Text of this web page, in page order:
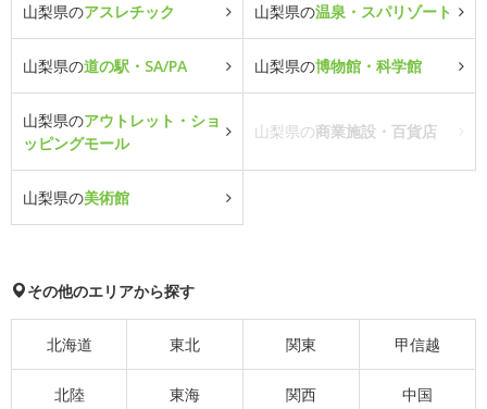
山梨県のアスレチック 山梨県の温泉・スパリゾート
山梨県の道の駅・SA/PA 山梨県の博物館・科学館
山梨県のアウトレット・ショ
ッピングモール
山梨県の商業施設・百貨店
山梨県の美術館
その他のエリアから探す
北海道 東北 関東 甲信越
北陸 東海 関西 中国